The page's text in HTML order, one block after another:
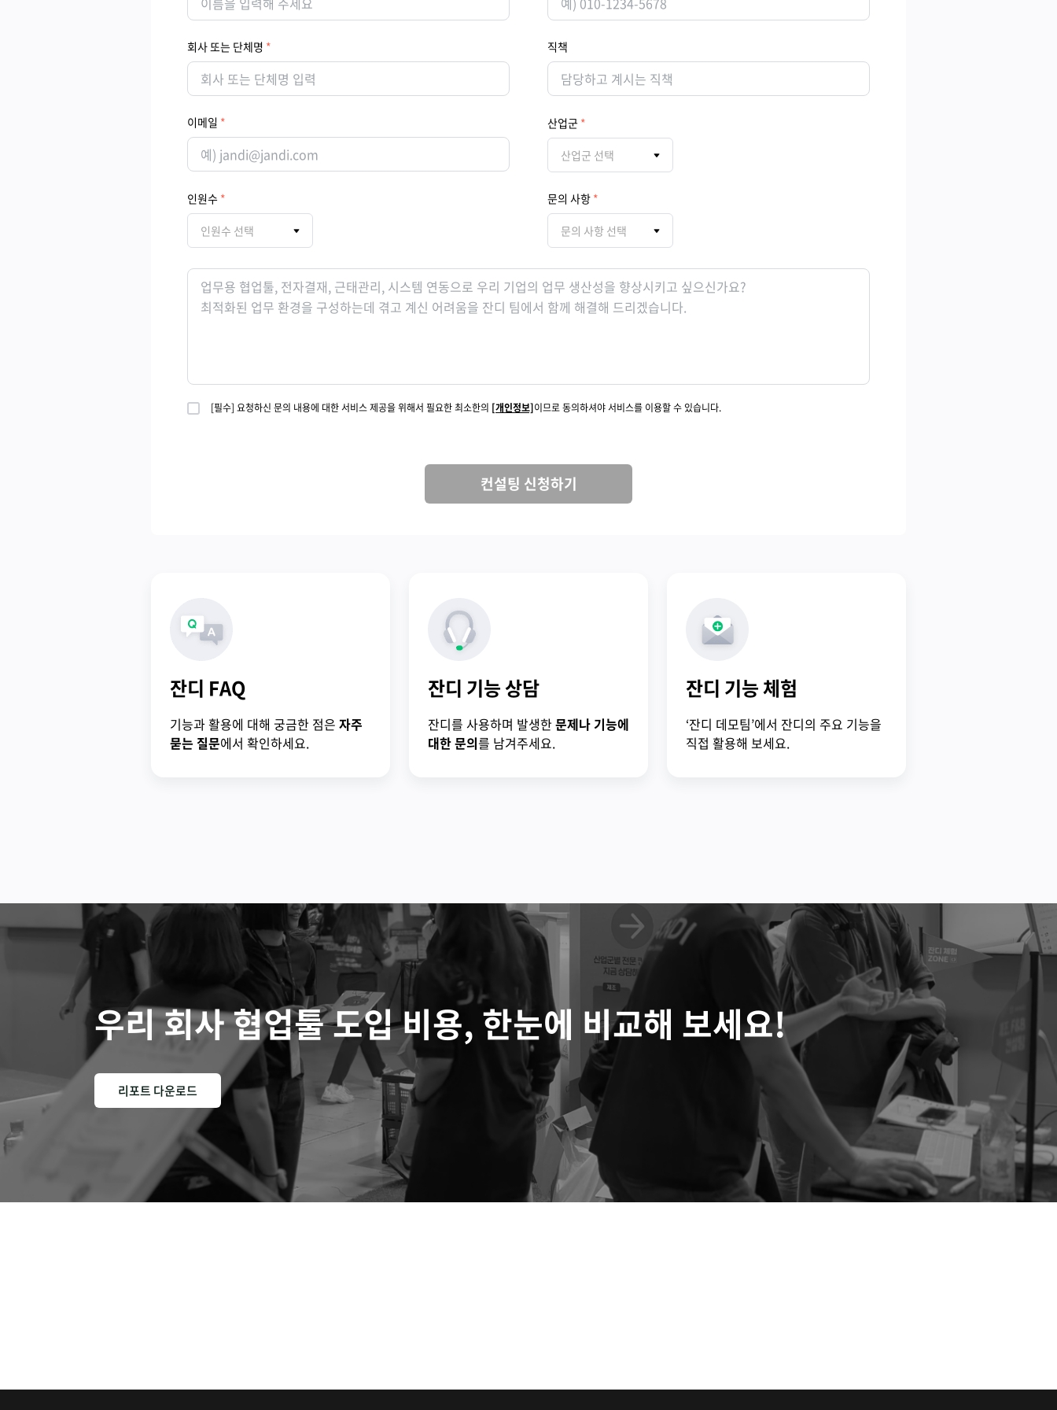
회사 또는 단체명 직책
이메일 산업군
산업군 선택
인원수
인원수 선택
문의 사항
문의 사항 선택
[필수] 요청하신 문의 내용에 대한 서비스 제공을 위해서 필요한 최소한의 [개인정보]이므로 동의하셔야 서비스를 이용할 수 있습니다.
컨설팅 신청하기
잔디 FAQ
기능과 활용에 대해 궁금한 점은 자주
묻는 질문에서 확인하세요.
잔디 기능 상담
잔디를 사용하며 발생한 문제나 기능에
대한 문의를 남겨주세요.
잔디 기능 체험
‘잔디 데모팀’에서 잔디의 주요 기능을
직접 활용해 보세요.
우리 회사 협업툴 도입 비용, 한눈에 비교해 보세요!
리포트 다운로드